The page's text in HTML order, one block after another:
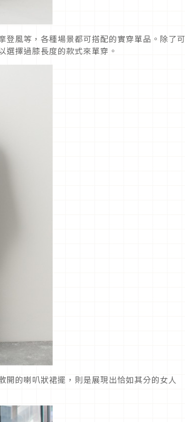
風等，各種場景都可搭配的實穿單品。除了可
選擇過膝長度的款式來單穿。
的喇叭狀裙擺，則是展現出恰如其分的女人